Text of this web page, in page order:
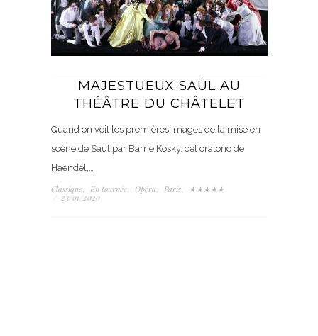
MAJESTUEUX SAÜL AU
THÉÂTRE DU CHÂTELET
Quand on voit les premières images de la mise en
scène de Saül par Barrie Kosky, cet oratorio de
Haendel,…
Classique, En tournée, Opéra, Paris,
★★★★★
/ 23/01/2020